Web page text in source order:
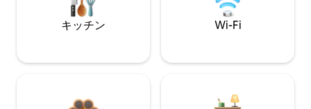
キッチン Wi-Fi